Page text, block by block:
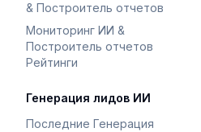
& Построитель отчетов
Мониторинг ИИ &
Построитель отчетов
Рейтинги
Генерация лидов ИИ
Последние Генерация